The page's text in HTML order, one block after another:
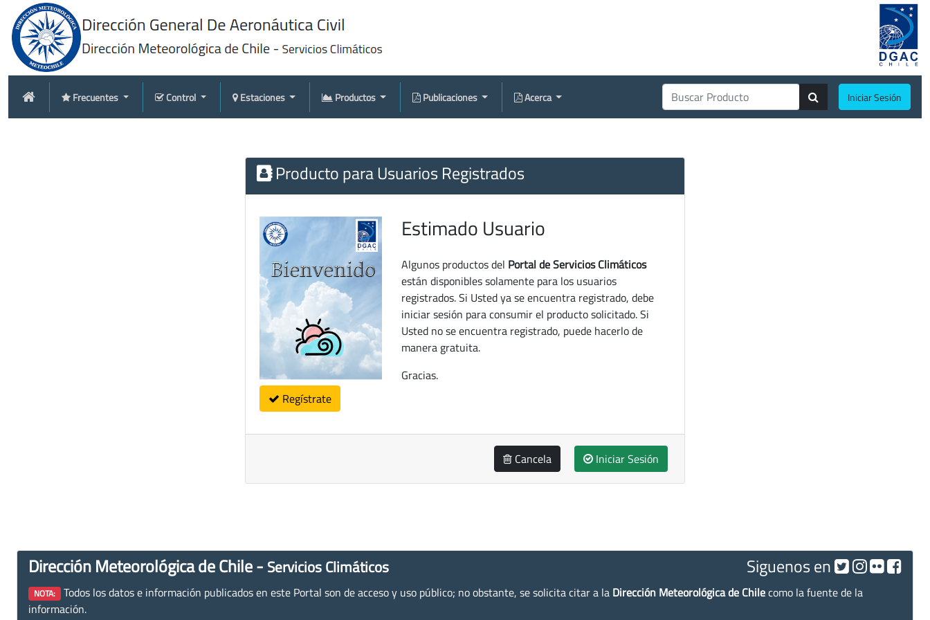
Frecuentes Control Estaciones Productos Publicaciones Acerca Iniciar Sesión
Producto para Usuarios Registrados
Regístrate
Estimado Usuario
Algunos productos del Portal de Servicios Climáticos
están disponibles solamente para los usuarios
registrados. Si Usted ya se encuentra registrado, debe
iniciar sesión para consumir el producto solicitado. Si
Usted no se encuentra registrado, puede hacerlo de
manera gratuita.
Gracias.
Cancela Iniciar Sesión
Dirección Meteorológica de Chile - Servicios Climáticos Siguenos en
NOTA: Todos los datos e información publicados en este Portal son de acceso y uso público; no obstante, se solicita citar a la Dirección Meteorológica de Chilecomo la fuente de la
información.